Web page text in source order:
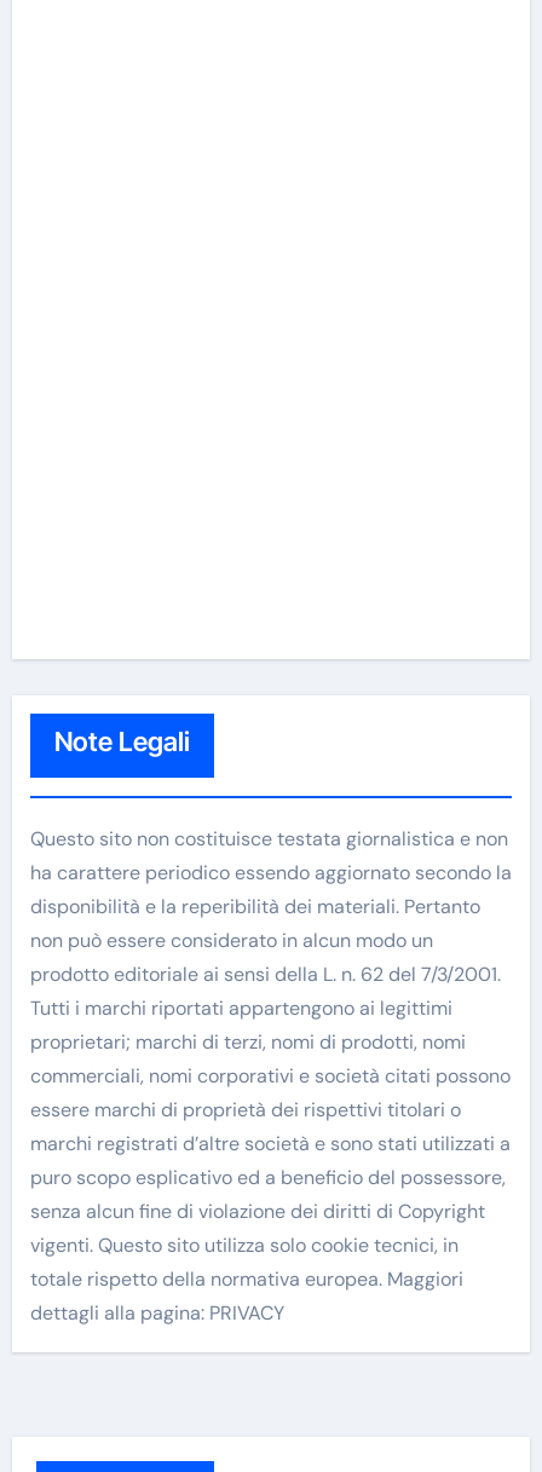
Note Legali
Questo sito non costituisce testata giornalistica e non
ha carattere periodico essendo aggiornato secondo la
disponibilità e la reperibilità dei materiali. Pertanto
non può essere considerato in alcun modo un
prodotto editoriale ai sensi della L. n. 62 del 7/3/2001.
Tutti i marchi riportati appartengono ai legittimi
proprietari; marchi di terzi, nomi di prodotti, nomi
commerciali, nomi corporativi e società citati possono
essere marchi di proprietà dei rispettivi titolari o
marchi registrati d’altre società e sono stati utilizzati a
puro scopo esplicativo ed a beneficio del possessore,
senza alcun fine di violazione dei diritti di Copyright
vigenti. Questo sito utilizza solo cookie tecnici, in
totale rispetto della normativa europea. Maggiori
dettagli alla pagina: PRIVACY